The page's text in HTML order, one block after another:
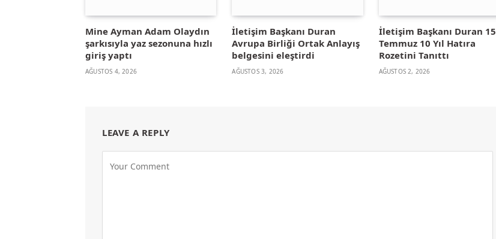
Mine Ayman Adam Olaydın
şarkısıyla yaz sezonuna hızlı
giriş yaptı
AĞUSTOS 4, 2026
İletişim Başkanı Duran
Avrupa Birliği Ortak Anlayış
belgesini eleştirdi
AĞUSTOS 3, 2026
İletişim Başkanı Duran 15
Temmuz 10 Yıl Hatıra
Rozetini Tanıttı
AĞUSTOS 2, 2026
LEAVE A REPLY